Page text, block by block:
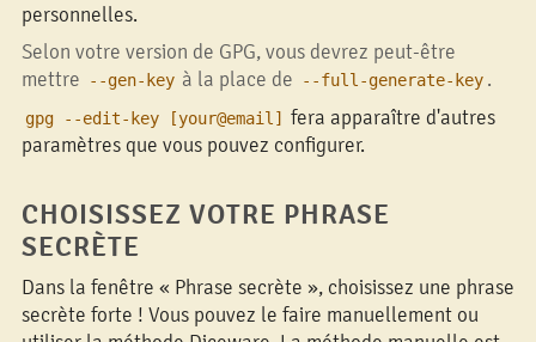
personnelles.
Selon votre version de GPG, vous devrez peut-être
mettre
--gen-key à la place de --full-generate-key .
gpg --edit-key [your@email]
fera apparaître d'autres
paramètres que vous pouvez configurer.
CHOISISSEZ VOTRE PHRASE
SECRÈTE
Dans la fenêtre « Phrase secrète », choisissez une phrase
secrète forte ! Vous pouvez le faire manuellement ou